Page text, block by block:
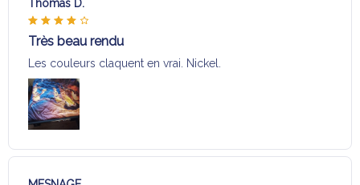
Thomas D.
Très beau rendu
Les couleurs claquent en vrai. Nickel.